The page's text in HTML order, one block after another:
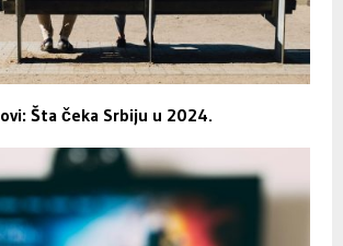
Šta čeka Srbiju u 2024.